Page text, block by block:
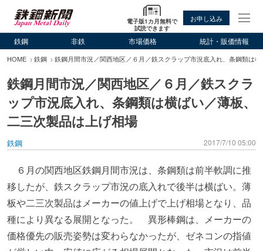
電子版1カ月無料で
試読できます
お申し込み
鉄鋼 非鉄 市場価格 統計・販価情報
HOME 鉄鋼 鉄鋼月間市況／関西地区／６月／鉄スクラップ市況底入れ、条鋼類は
鉄鋼月間市況／関西地区／６月／鉄スクラ
ップ市況底入れ、条鋼類は横ばい／薄板、
二三次製品は上げ相場
鉄鋼 2017/7/10 05:00
６月の関西地区鉄鋼月間市況は、条鋼類は前半軟調に推
移したが、鉄スクラップ市況の底入れで後半は横ばい。薄
板や二三次製品はメーカーの値上げで上げ相場となり、品
種により異なる展開となった。 異形棒鋼は、メーカーの
価格優先の販売姿勢は変わらなかったが、ゼネコンの指値